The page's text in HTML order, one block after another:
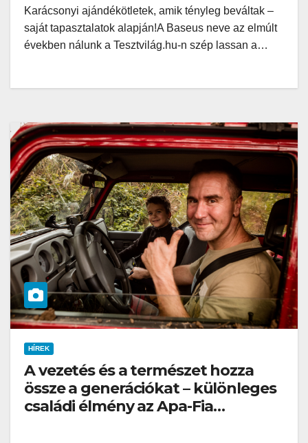
Karácsonyi ajándékötletek, amik tényleg beváltak –
saját tapasztalatok alapján!A Baseus neve az elmúlt
években nálunk a Tesztvilág.hu-n szép lassan a…
HÍREK
A vezetés és a természet hozza
össze a generációkat – különleges
családi élmény az Apa-Fia